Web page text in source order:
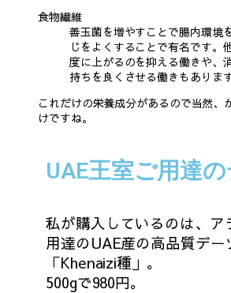
食物繊維
善玉菌を増やすことで腸内環境
じをよくすることで有名です。
度に上がるのを抑える働きや、
持ちを良くさせる働きもあります
これだけの栄養成分があるので当然、
けですね。
UAE王室ご用達
私が購入しているのは、 ア
用達のUAE産の高品質デー
「Khenaizi種」。
500gで980円。